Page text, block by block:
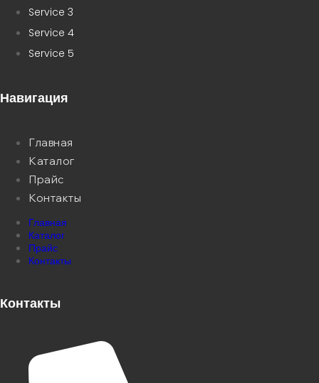
Service 3
Service 4
Service 5
Навигация
Главная
Каталог
Прайс
Контакты
Главная
Каталог
Прайс
Контакты
Контакты